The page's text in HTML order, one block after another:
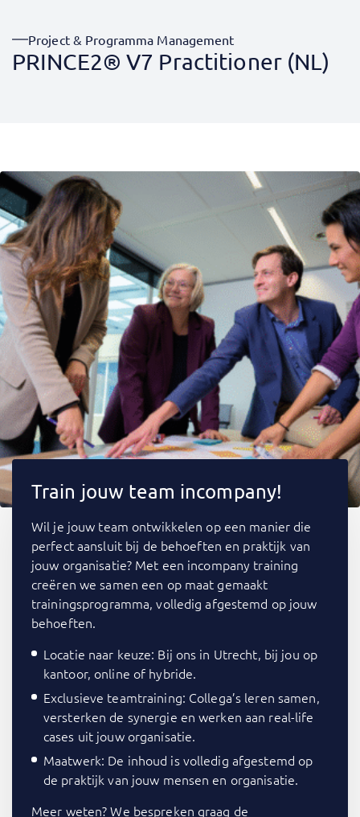
Project & Programma Management
PRINCE2® V7 Practitioner (NL)
Train jouw team incompany!
Wil je jouw team ontwikkelen op een manier die
perfect aansluit bij de behoeften en praktijk van
jouw organisatie? Met een incompany training
creëren we samen een op maat gemaakt
trainingsprogramma, volledig afgestemd op jouw
behoeften.
Locatie naar keuze: Bij ons in Utrecht, bij jou op
kantoor, online of hybride.
Exclusieve teamtraining: Collega’s leren samen,
versterken de synergie en werken aan real-life
cases uit jouw organisatie.
Maatwerk: De inhoud is volledig afgestemd op
de praktijk van jouw mensen en organisatie.
Meer weten? We bespreken graag de